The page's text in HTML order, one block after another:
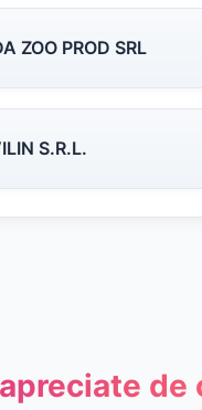
ZOO PROD SRL
S.R.L.
de